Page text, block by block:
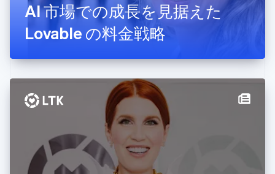
AI 市場での成長を見据えた
Lovable の料金戦略
ギリシア
English
クロアチア
ジブラルタル
English简体中文
スイス
ItalianoEnglish
スウェーデン
Svenska English
スペイン
Español English